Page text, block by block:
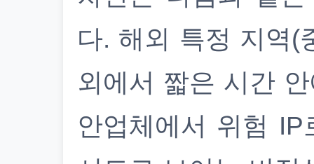
다. 해외 특정 지역(
외에서 짧은 시간
안업체에서 위험